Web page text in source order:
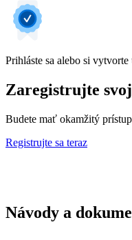
Prihláste sa alebo si vytvorte
Zaregistrujte
Budete mať okamžitý
Registrujte sa teraz
Návody a